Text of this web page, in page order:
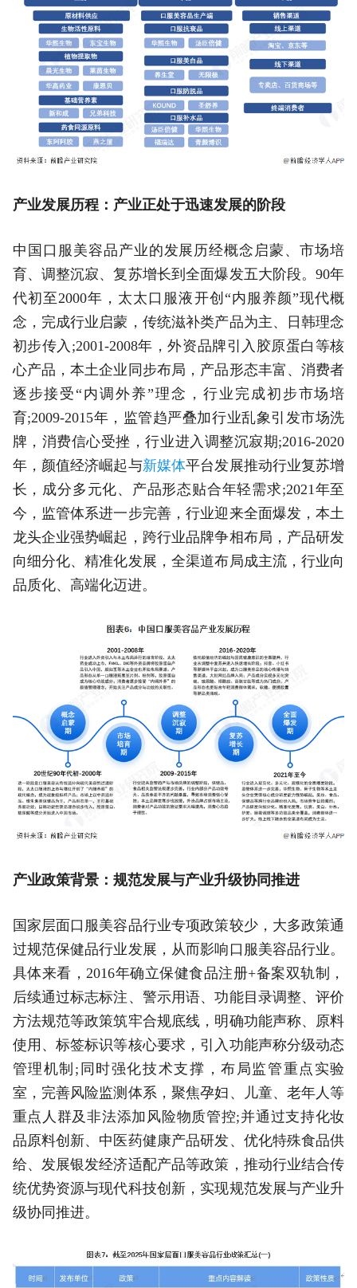
产业发展历程：产业正处于迅速发展的阶段
中国口服美容品产业的发展历经概念启蒙、市场培
育、调整沉寂、复苏增长到全面爆发五大阶段。90年
代初至2000年，太太口服液开创“内服养颜”现代概
念，完成行业启蒙，传统滋补类产品为主、日韩理念
初步传入;2001-2008年，外资品牌引入胶原蛋白等核
心产品，本土企业同步布局，产品形态丰富、消费者
逐步接受“内调外养”理念，行业完成初步市场培
育;2009-2015年，监管趋严叠加行业乱象引发市场洗
牌，消费信心受挫，行业进入调整沉寂期;2016-2020
年，颜值经济崛起与新媒体平台发展推动行业复苏增
长，成分多元化、产品形态贴合年轻需求;2021年至
今，监管体系进一步完善，行业迎来全面爆发，本土
龙头企业强势崛起，跨行业品牌争相布局，产品研发
向细分化、精准化发展，全渠道布局成主流，行业向
品质化、高端化迈进。
产业政策背景：规范发展与产业升级协同推进
国家层面口服美容品行业专项政策较少，大多政策通
过规范保健品行业发展，从而影响口服美容品行业。
具体来看，2016年确立保健食品注册+备案双轨制，
后续通过标志标注、警示用语、功能目录调整、评价
方法规范等政策筑牢合规底线，明确功能声称、原料
使用、标签标识等核心要求，引入功能声称分级动态
管理机制;同时强化技术支撑，布局监管重点实验
室，完善风险监测体系，聚焦孕妇、儿童、老年人等
重点人群及非法添加风险物质管控;并通过支持化妆
品原料创新、中医药健康产品研发、优化特殊食品供
给、发展银发经济适配产品等政策，推动行业结合传
统优势资源与现代科技创新，实现规范发展与产业升
级协同推进。